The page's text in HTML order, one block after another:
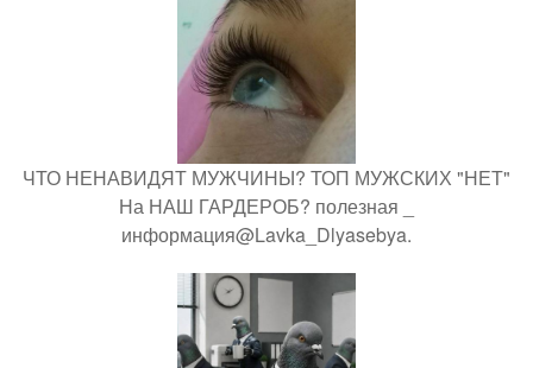
ЧТО НЕНАВИДЯТ МУЖЧИНЫ? ТОП МУЖСКИХ "НЕТ"
На НАШ ГАРДЕРОБ? полезная _
информация@Lavka_Dlyasebya.